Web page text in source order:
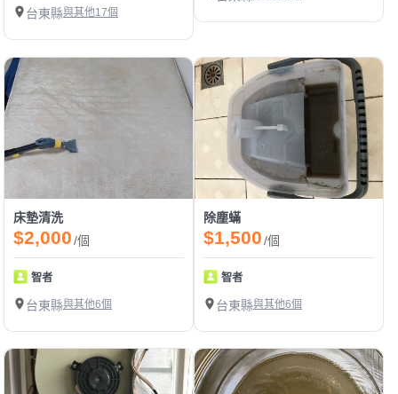
台東縣與其他17個
床墊清洗
$2,000/個
智者
台東縣與其他6個
除塵蟎
$1,500/個
智者
台東縣與其他6個